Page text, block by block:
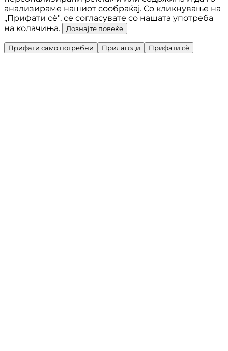
анализираме нашиот сообраќај. Со кликнување на
„Прифати сè", се согласувате со нашата употреба
на колачиња.
Дознајте повеќе
Прифати само потребни Прилагоди Прифати сè